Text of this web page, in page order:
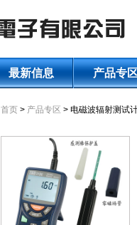
最新信息 产品专
首页> 产品专区 > 电磁波辐射测试